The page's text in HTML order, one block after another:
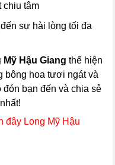
chiu tâm
sự hài lòng tối đa
Hậu Giang thể hiện
bông hoa tươi ngát và
đón bạn đến và chia sẻ
đây Long Mỹ Hậu